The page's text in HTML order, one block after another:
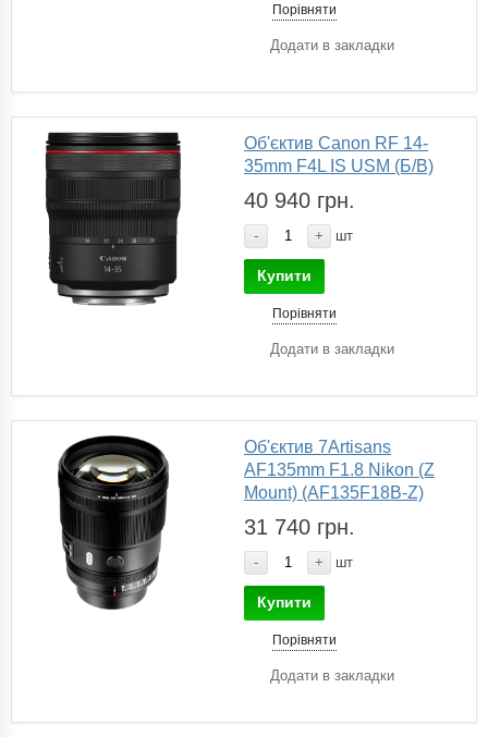
Порівняти
Додати в закладки
Об'єктив Canon RF 14-
35mm F4L IS USM (Б/В)
40 940 грн.
- + шт
Купити
Порівняти
Додати в закладки
Об'єктив 7Artisans
AF135mm F1.8 Nikon (Z
Mount) (AF135F18B-Z)
31 740 грн.
- + шт
Купити
Порівняти
Додати в закладки